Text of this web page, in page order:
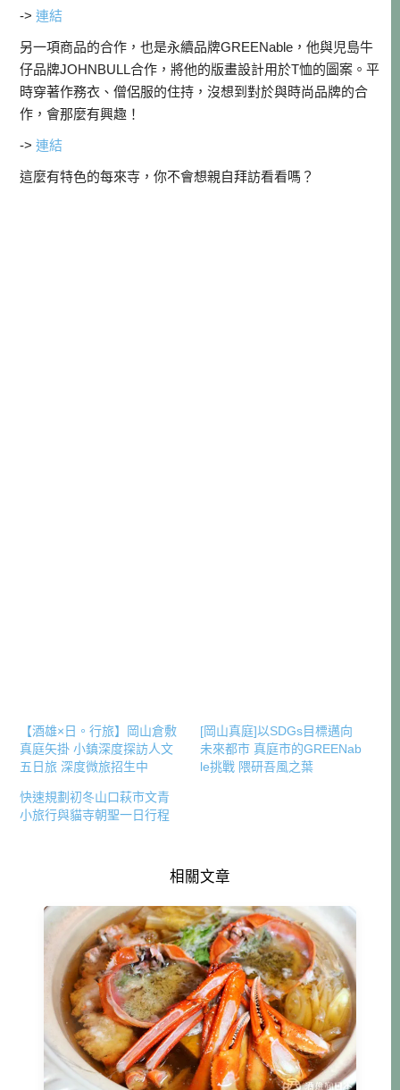
->連結
另一項商品的合作，也是永續品牌GREENable，他與児島牛
仔品牌JOHNBULL合作，將他的版畫設計用於T恤的圖案。平
時穿著作務衣、僧侶服的住持，沒想到對於與時尚品牌的合
作，會那麼有興趣！
->連結
這麼有特色的每來寺，你不會想親自拜訪看看嗎？
【酒雄×日。行旅】岡山倉敷
真庭矢掛 小鎮深度探訪人文
五日旅 深度微旅招生中
[岡山真庭]以SDGs目標邁向
未來都市 真庭市的GREENab
le挑戰 隈研吾風之葉
快速規劃初冬山口萩市文青
小旅行與貓寺朝聖一日行程
相關文章